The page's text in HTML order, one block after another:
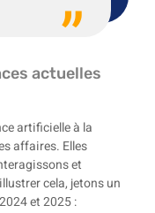
actuelles
artificielle à la
affaires. Elles
et
cela, jetons un
et 2025 :